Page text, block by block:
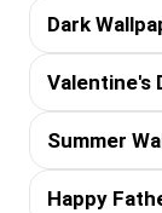
Dark
Valentine's
Summer
Happy